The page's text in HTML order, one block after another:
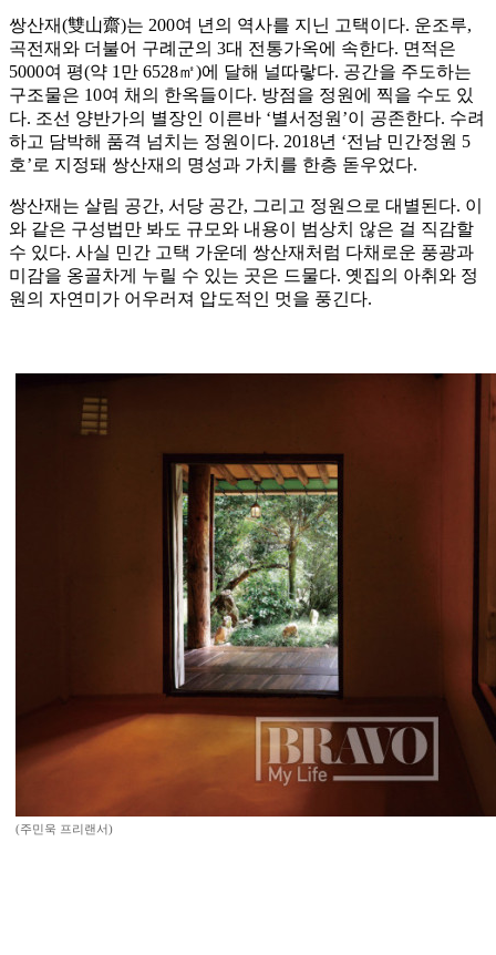
쌍산재(雙山齋)는 200여 년의 역사를 지닌 고택이다. 운조루,
곡전재와 더불어 구례군의 3대 전통가옥에 속한다. 면적은
5000여 평(약 1만 6528㎡)에 달해 널따랗다. 공간을 주도하는
구조물은 10여 채의 한옥들이다. 방점을 정원에 찍을 수도 있
다. 조선 양반가의 별장인 이른바 ‘별서정원’이 공존한다. 수려
하고 담박해 품격 넘치는 정원이다. 2018년 ‘전남 민간정원 5
호’로 지정돼 쌍산재의 명성과 가치를 한층 돋우었다.
쌍산재는 살림 공간, 서당 공간, 그리고 정원으로 대별된다. 이
와 같은 구성법만 봐도 규모와 내용이 범상치 않은 걸 직감할
수 있다. 사실 민간 고택 가운데 쌍산재처럼 다채로운 풍광과
미감을 옹골차게 누릴 수 있는 곳은 드물다. 옛집의 아취와 정
원의 자연미가 어우러져 압도적인 멋을 풍긴다.
(주민욱 프리랜서)